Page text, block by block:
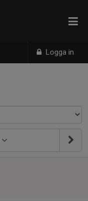
Logga in